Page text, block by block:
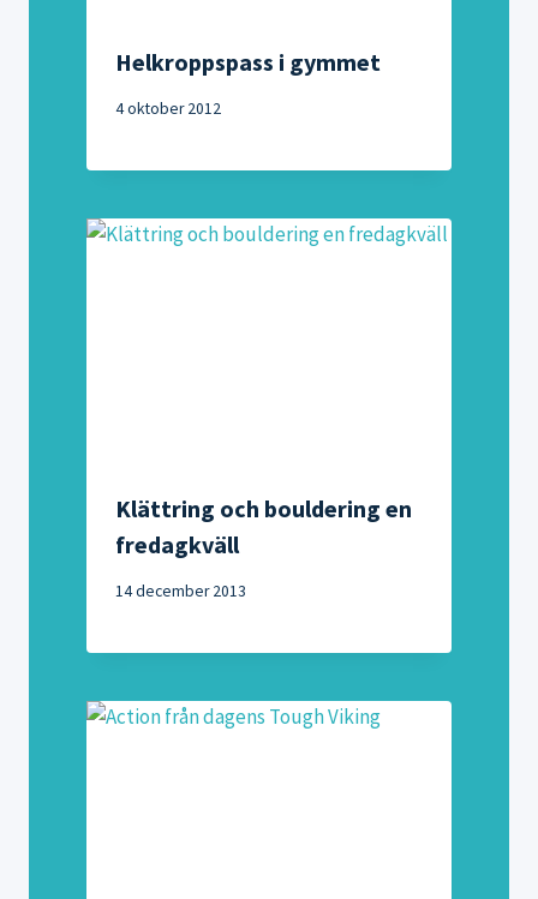
Helkroppspass i gymmet
4 oktober 2012
Klättring och bouldering en
fredagkväll
14 december 2013